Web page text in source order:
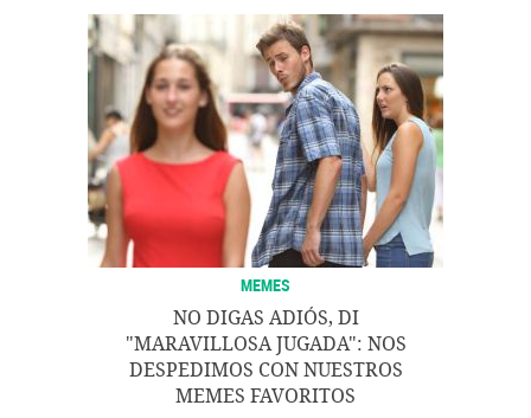
MEMES
NO DIGAS ADIÓS, DI
"MARAVILLOSA JUGADA": NOS
DESPEDIMOS CON NUESTROS
MEMES FAVORITOS